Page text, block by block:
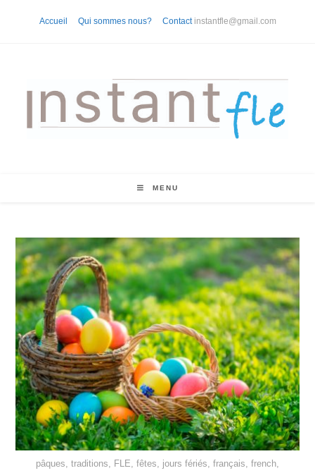
Accueil Qui sommes nous? Contact instantfle@gmail.com
MENU
pâques, traditions, FLE, fêtes, jours fériés, français, french,